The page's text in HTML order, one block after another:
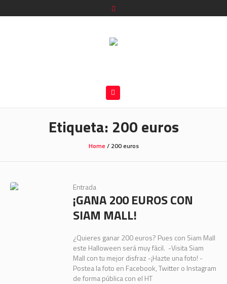
Etiqueta: 200 euros
Home/ 200 euros
Entrada
¡GANA 200 EUROS CON
SIAM MALL!
¿Quieres ganar 200 euros? Pues con Siam Mall
este Halloween será muy fácil. -Visita Siam
Mall con tu mejor disfraz -¡Hazte una foto! -
Postea la foto en Facebook, Twitter o Instagram
de forma pública con el HT